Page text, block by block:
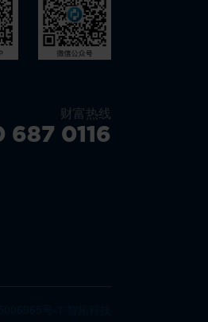
财富热线
687 0116